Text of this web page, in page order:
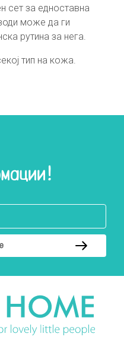
сет за едноставна
може да ги
рутина за нега.
тип на кожа.